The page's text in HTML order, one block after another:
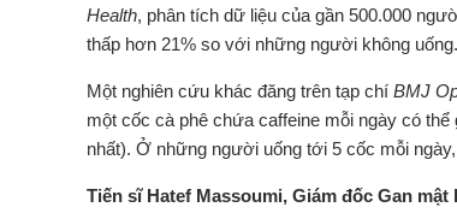
Health, phân tích dữ liệu của gần 500.000
thấp hơn 21% so với những người không uống.
Một nghiên cứu khác đăng trên tạp chí BMJ
một cốc cà phê chứa caffeine mỗi ngày có
nhất). Ở những người uống tới 5 cốc mỗi
Tiến sĩ Hatef Massoumi, Giám đốc Gan